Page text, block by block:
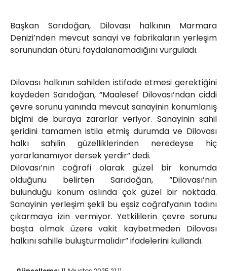
Başkan Sarıdoğan, Dilovası halkının Marmara
Denizi’nden mevcut sanayi ve fabrikaların yerleşim
sorunundan ötürü faydalanamadığını vurguladı.
Dilovası halkının sahilden istifade etmesi gerektiğini
kaydeden Sarıdoğan, “Maalesef Dilovası’ndan ciddi
çevre sorunu yanında mevcut sanayinin konumlanış
biçimi de buraya zararlar veriyor. Sanayinin sahil
şeridini tamamen istila etmiş durumda ve Dilovası
halkı sahilin güzelliklerinden neredeyse hiç
yararlanamıyor dersek yerdir” dedi.
Dilovası’nın coğrafi olarak güzel bir konumda
olduğunu belirten Sarıdoğan, “Dilovası’nın
bulunduğu konum aslında çok güzel bir noktada.
Sanayinin yerleşim şekli bu eşsiz coğrafyanın tadını
çıkarmaya izin vermiyor. Yetkililerin çevre sorunu
başta olmak üzere vakit kaybetmeden Dilovası
halkını sahille buluşturmalıdır” ifadelerini kullandı.